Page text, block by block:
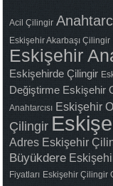
Acil Çilingir
Eskişehir Akarbaşı Çilingir
Eskişehir
Eskişehirde Çilingir
Değiştirme Eskişehir
Anahtarcısı Eskişehir
Çilingir
Adres Eskişehir
Büyükdere
Fiyatları Eskişehir Çilingir